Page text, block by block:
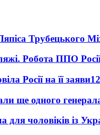
Трубецького
Робота ППО
Росії на її заяви
ще одного
для чоловіків із